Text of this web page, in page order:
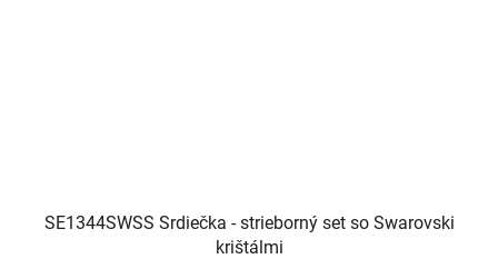
SE1344SWSS Srdiečka - strieborný set so Swarovski
krištálmi